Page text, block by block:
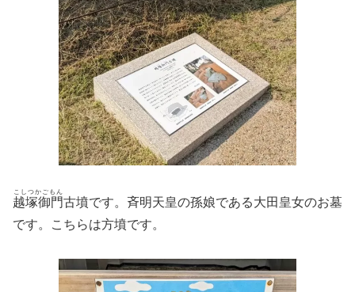
越塚御門
こしつかごもん
古墳です。斉明天皇の孫娘である大田皇女のお墓
です。こちらは方墳です。